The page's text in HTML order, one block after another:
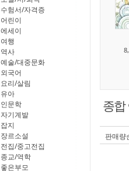
수험서/자격증
어린이
에세이
여행
역사
예술/대중문화
외국어
요리/살림
유아
인문학
자기계발
잡지
장르소설
전집/중고전집
종교/역학
좋은부모
종합
판매량